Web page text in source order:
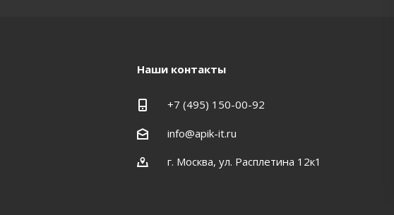
Наши контакты
+7 (495) 150-00-92
info@apik-it.ru
​г. Москва, ул. Расплетина 12к1